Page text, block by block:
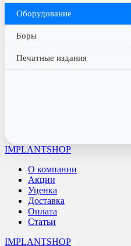
Оборудование
Боры
Печатные издания
IMPLANTSHOP
О компании
Акции
Уценка
Доставка
Оплата
Статьи
IMPLANTSHOP